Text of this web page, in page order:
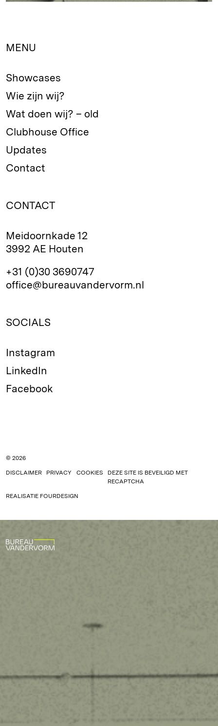
MENU
Showcases
Wie zijn wij?
Wat doen wij? – old
Clubhouse Office
Updates
Contact
CONTACT
Meidoornkade 12
3992 AE Houten
+31 (0)30 3690747
office@bureauvandervorm.nl
SOCIALS
Instagram
LinkedIn
Facebook
© 2026
DISCLAIMER PRIVACY COOKIES
DEZE SITE IS BEVEILIGD MET
RECAPTCHA
REALISATIE FOURDESIGN